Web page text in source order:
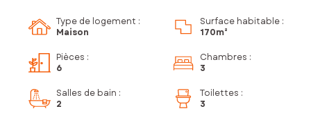
Type de logement :
Maison
Surface habitable :
170m²
Pièces :
6
Chambres :
3
Salles de bain :
2
Toilettes :
3